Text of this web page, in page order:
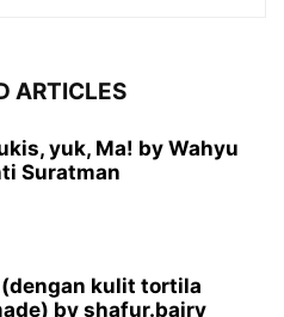
ARTICLES
yuk, Ma! by Wahyu
Suratman
(dengan kulit tortila
by shafur.bajry